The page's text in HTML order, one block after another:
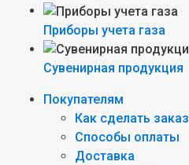
Приборы учета газа
Сувенирная продукция
Покупателям
Как сделать заказ
Способы оплаты
Доставка